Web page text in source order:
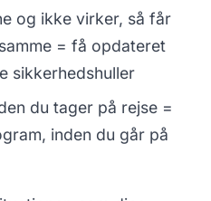
og ikke virker, så får
= få opdateret
sikkerhedshuller
du tager på rejse =
inden du går på